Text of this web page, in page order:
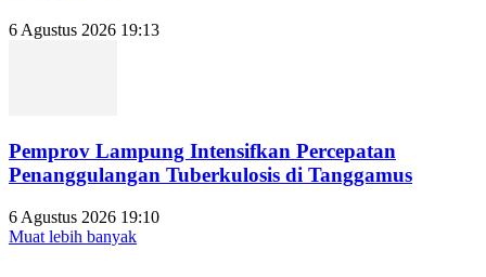
6 Agustus 2026 19:13
Pemprov Lampung Intensifkan Percepatan
Penanggulangan Tuberkulosis di Tanggamus
6 Agustus 2026 19:10
Muat lebih banyak